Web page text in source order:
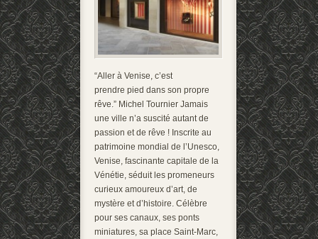
“Aller à Venise, c’est
prendre pied dans son propre
rêve.” Michel Tournier Jamais
une ville n’a suscité autant de
passion et de rêve ! Inscrite au
patrimoine mondial de l’Unesco,
Venise, fascinante capitale de la
Vénétie, séduit les promeneurs
curieux amoureux d’art, de
mystère et d’histoire. Célèbre
pour ses canaux, ses ponts
miniatures, sa place Saint-Marc,